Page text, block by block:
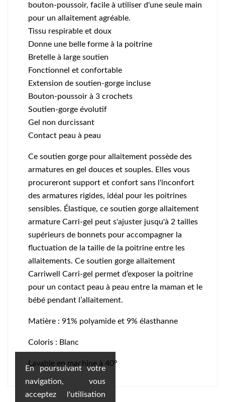
bouton-poussoir, facile à utiliser d'une seule main
pour un allaitement agréable.
Tissu respirable et doux
Donne une belle forme à la poitrine
Bretelle à large soutien
Fonctionnel et confortable
Extension de soutien-gorge incluse
Bouton-poussoir à 3 crochets
Soutien-gorge évolutif
Gel non durcissant
Contact peau à peau
Ce soutien gorge pour allaitement possède des
armatures en gel douces et souples. Elles vous
procureront support et confort sans l'inconfort
des armatures rigides, idéal pour les poitrines
sensibles. Élastique, ce soutien gorge allaitement
armature Carri-gel peut s'ajuster jusqu'à 2 tailles
supérieurs de bonnets pour accompagner la
fluctuation de la taille de la poitrine entre les
allaitements. Ce soutien gorge allaitement
Carriwell Carri-gel permet d’exposer la poitrine
pour un contact peau à peau entre la maman et le
bébé pendant l’allaitement.
Matière : 91% polyamide et 9% élasthanne
Coloris : Blanc
Lavable en machine à 40°
En poursuivant votre
navigation, vous
acceptez l'utilisation